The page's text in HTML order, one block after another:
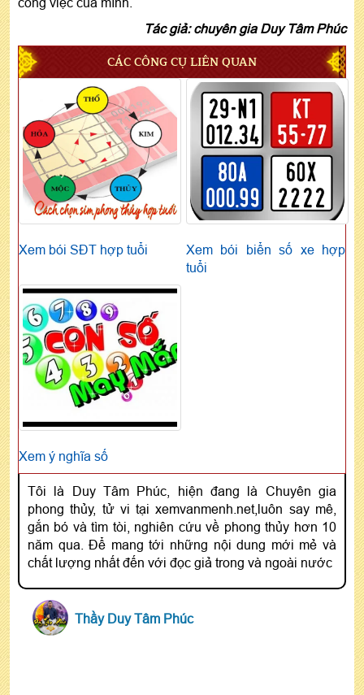
Tác giả: chuyên gia Duy Tâm Phúc
CÁC CÔNG CỤ LIÊN QUAN
Xem bói SĐT hợp tuổi
Xem bói biển số xe hợp
tuổi
Xem ý nghĩa số
Tôi là Duy Tâm Phúc, hiện đang là Chuyên gia
phong thủy, tử vi tại xemvanmenh.net,luôn say mê,
gắn bó và tìm tòi, nghiên cứu về phong thủy hơn 10
năm qua. Để mang tới những nội dung mới mẻ và
chất lượng nhất đến với đọc giả trong và ngoài nước
Thầy Duy Tâm Phúc